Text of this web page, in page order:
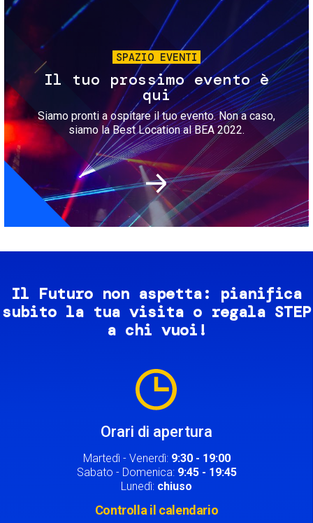
SPAZIO EVENTI
Il tuo prossimo evento è
qui
Siamo pronti a ospitare il tuo evento. Non a caso,
siamo la Best Location al BEA 2022.
Il Futuro non aspetta: pianifica
subito la tua visita o regala STEP
a chi vuoi!
Orari di apertura
Martedì - Venerdì: 9:30 - 19:00
Sabato - Domenica: 9:45 - 19:45
Lunedì: chiuso
Controlla il calendario